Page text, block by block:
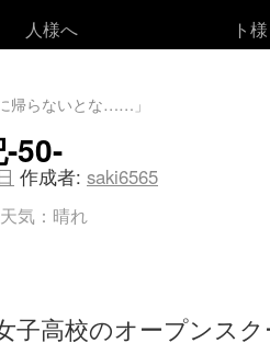
人様へ
ト様
帰らないとな……」
50-
作成者: saki6565
気：晴れ
子高校のオープンス